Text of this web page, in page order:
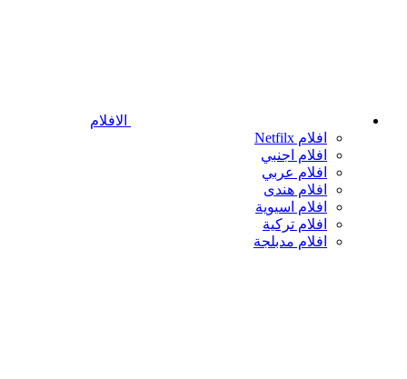
الافلام
افلام Netfilx
افلام اجنبي
افلام عربي
افلام هندى
افلام اسيوية
افلام تركية
افلام مدبلجة